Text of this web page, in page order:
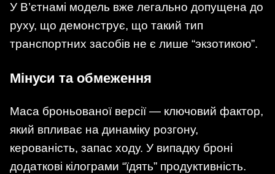
У В’єтнамі модель вже легально допущена до
руху, що демонструє, що такий тип
транспортних засобів не є лише “экзотикою”.
Мінуси та обмеження
Маса броньованої версії — ключовий фактор,
який впливає на динаміку розгону,
керованість, запас ходу. У випадку броні
додаткові кілограми “їдять” продуктивність.